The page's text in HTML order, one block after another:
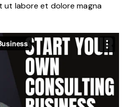
ut labore et dolore magna